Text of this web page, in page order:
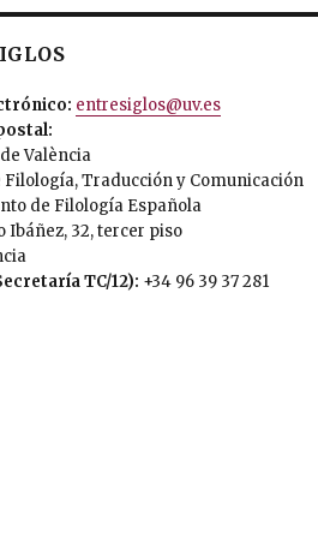
entresiglos@uv.es
València
Filología, Traducción y Comunicación
de Filología Española
Ibáñez, 32, tercer piso
TC/12): +34 96 39 37 281